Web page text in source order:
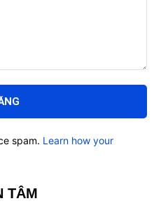
spam. Learn how your
TÂM